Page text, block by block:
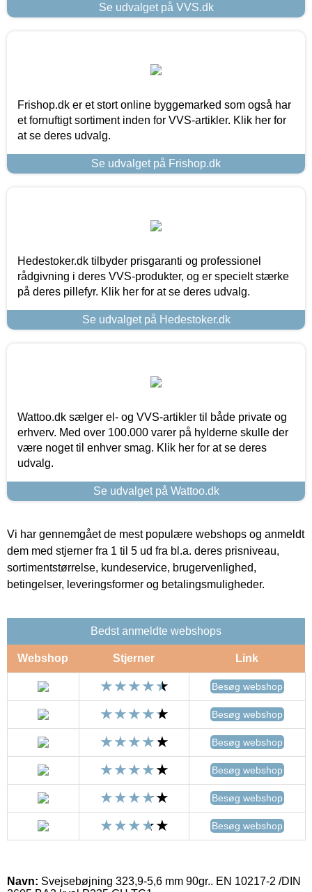
Se udvalget på VVS.dk
Frishop.dk er et stort online byggemarked som også har
et fornuftigt sortiment inden for VVS-artikler. Klik her for
at se deres udvalg.
Se udvalget på Frishop.dk
Hedestoker.dk tilbyder prisgaranti og professionel
rådgivning i deres VVS-produkter, og er specielt stærke
på deres pillefyr. Klik her for at se deres udvalg.
Se udvalget på Hedestoker.dk
Wattoo.dk sælger el- og VVS-artikler til både private og
erhverv. Med over 100.000 varer på hylderne skulle der
være noget til enhver smag. Klik her for at se deres
udvalg.
Se udvalget på Wattoo.dk
Vi har gennemgået de mest populære webshops og anmeldt
dem med stjerner fra 1 til 5 ud fra bl.a. deres prisniveau,
sortimentstørrelse, kundeservice, brugervenlighed,
betingelser, leveringsformer og betalingsmuligheder.
Bedst anmeldte webshops
Webshop Stjerner Link
Besøg webshop
Besøg webshop
Besøg webshop
Besøg webshop
Besøg webshop
Besøg webshop
Navn: Svejsebøjning 323,9-5,6 mm 90gr.. EN 10217-2 /DIN